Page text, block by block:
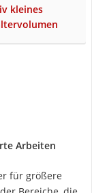
kleines
Arbeiten
für größere